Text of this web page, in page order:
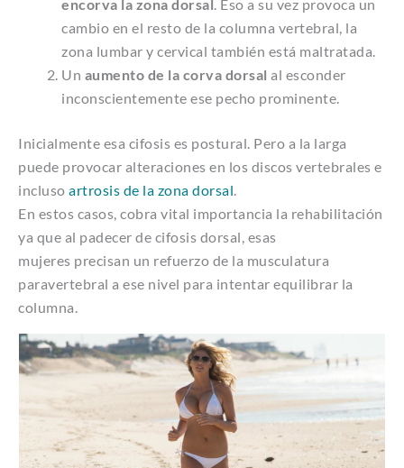
encorva la zona dorsal. Eso a su vez provoca un
cambio en el resto de la columna vertebral, la
zona lumbar y cervical también está maltratada.
Un aumento de la corva dorsal al esconder
inconscientemente ese pecho prominente.
Inicialmente esa cifosis es postural. Pero a la larga
puede provocar alteraciones en los discos vertebrales e
incluso artrosis de la zona dorsal.
En estos casos, cobra vital importancia la rehabilitación
ya que al padecer de cifosis dorsal, esas
mujeres precisan un refuerzo de la musculatura
paravertebral a ese nivel para intentar equilibrar la
columna.